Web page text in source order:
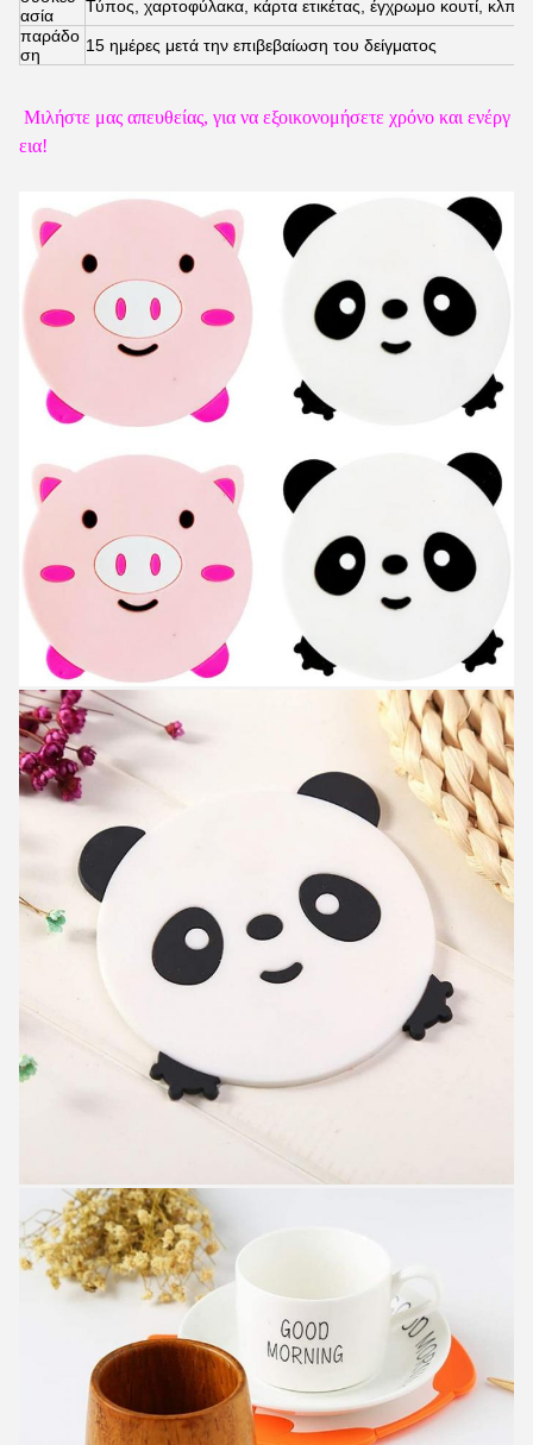
ασία
Τύπος, χαρτοφύλακα, κάρτα ετικέτας, έγχρωμο κουτί, κλπ.
παράδο
ση
15 ημέρες μετά την επιβεβαίωση του δείγματος
Μιλήστε μας απευθείας, για να εξοικονομήσετε χρόνο και ενέργ
εια!